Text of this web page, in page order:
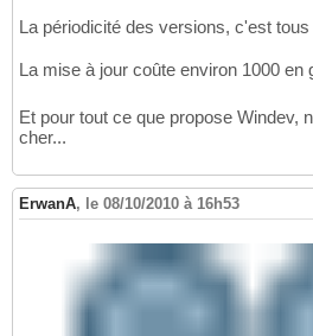
La périodicité des versions, c'est
La mise à jour coûte environ 1000 en
Et pour tout ce que propose Windev,
cher...
ErwanA, le 08/10/2010 à 16h53